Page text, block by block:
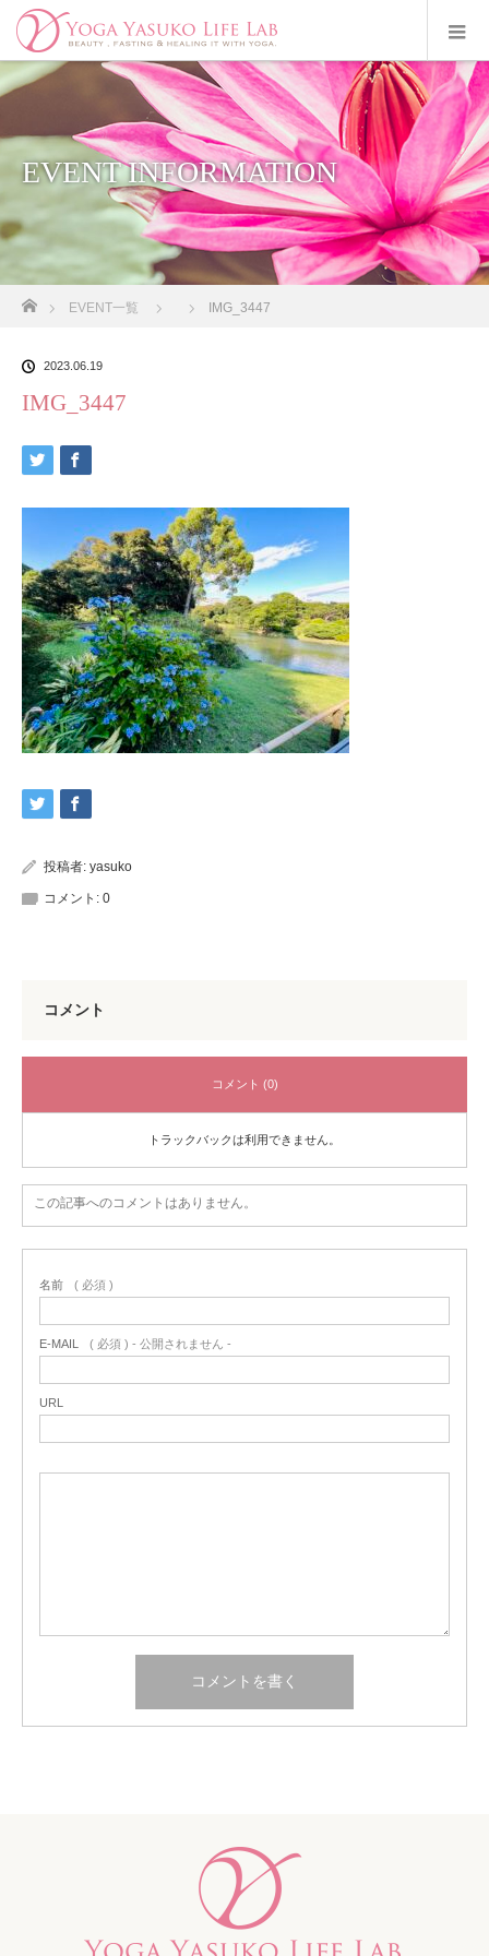
EVENT INFORMATION
EVENT一覧 IMG_3447
2023.06.19
IMG_3447
投稿者: yasuko
コメント: 0
コメント
コメント (0)
トラックバックは利用できません。
この記事へのコメントはありません。
名前 ( 必須 )
E-MAIL ( 必須 ) - 公開されません -
URL